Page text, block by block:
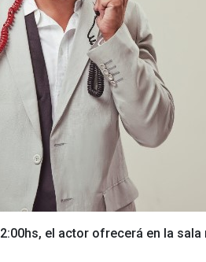
el actor ofrecerá en la